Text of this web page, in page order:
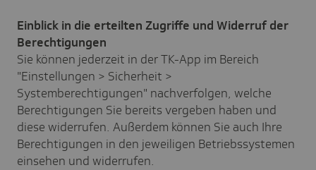
Einblick in die erteilten Zugriffe und Widerruf der
Berechtigungen
Sie können jederzeit in der TK-App im Bereich
"Einstellungen > Sicherheit >
Systemberechtigungen" nachverfolgen, welche
Berechtigungen Sie bereits vergeben haben und
diese widerrufen. Außerdem können Sie auch Ihre
Berechtigungen in den jeweiligen Betriebssystemen
einsehen und widerrufen.